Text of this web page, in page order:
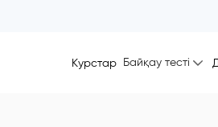
Курстар Байқау тесті